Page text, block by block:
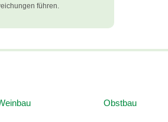
führen.
Obstbau